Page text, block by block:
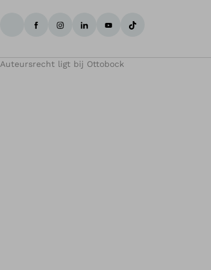
Auteursrecht ligt bij Ottobock